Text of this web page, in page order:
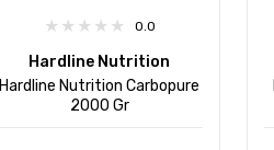
0.0
Hardline Nutrition
Hardline Nutrition Carbopure
2000 Gr